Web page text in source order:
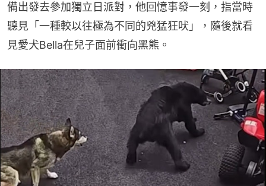
備出發去參加獨立日派對，他回憶事發一刻，指當時
聽見「一種較以往極為不同的兇猛狂吠」，隨後就看
見愛犬Bella在兒子面前衝向黑熊。